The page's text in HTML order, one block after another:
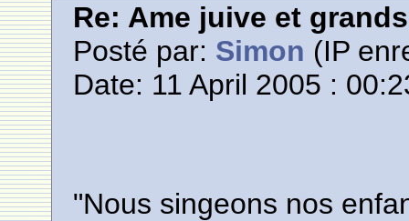
Re: Ame juive et
Posté par: Simon (IP
Date: 11 April 2005 :
"Nous singeons nos